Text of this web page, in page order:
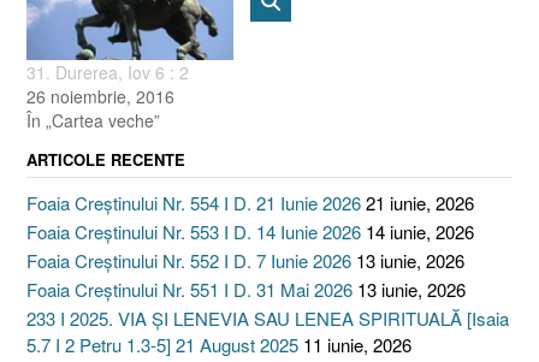
31. Durerea, Iov 6 : 2
26 noiembrie, 2016
În „Cartea veche”
ARTICOLE RECENTE
Foaia Creștinului Nr. 554 I D. 21 Iunie 202621 iunie, 2026
Foaia Creștinului Nr. 553 I D. 14 Iunie 2026 14 iunie, 2026
Foaia Creștinului Nr. 552 I D. 7 Iunie 2026 13 iunie, 2026
Foaia Creștinului Nr. 551 I D. 31 Mai 2026 13 iunie, 2026
233 I 2025. VIA ȘI LENEVIA SAU LENEA SPIRITUALĂ [Isaia
5.7 I 2 Petru 1.3-5] 21 August 2025 11 iunie, 2026